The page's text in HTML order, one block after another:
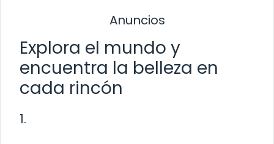
Anuncios
Explora el mundo y
encuentra la belleza en
cada rincón
1.